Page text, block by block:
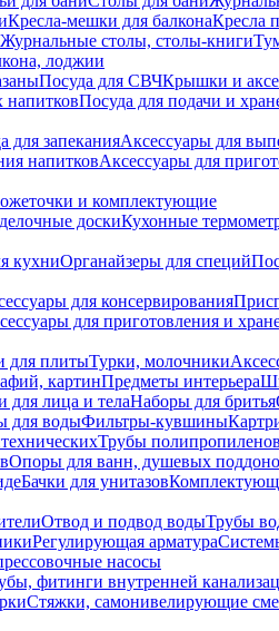
Кресла-мешки для балконаКресла
Журнальные столы, столы-книги
лоджии
Посуда для СВЧКрышки и
напитковПосуда для подачи и
для запеканияАксессуары для
напитковАксессуары для
и комплектующие
доскиКухонные
кухниОрганайзеры для специй
для консервирования
для приготовления и
для плитыТурки, молочники
картинПредметы интерьера
для лица и телаНаборы для бритья
для водыФильтры-кувшины
Трубы
Опоры для ванн, душевых
Бачки для унитазов
Отвод и подвод водыТрубы
Регулирующая арматура
насосы
фитинги внутренней
Стяжки, самонивелирующие